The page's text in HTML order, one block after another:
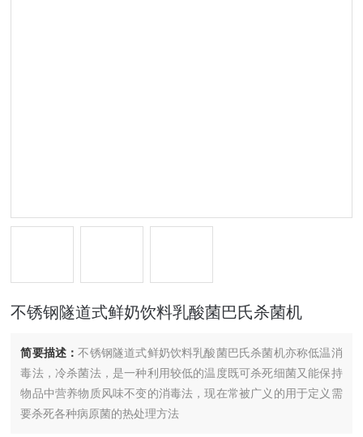
不锈钢隧道式鲜奶饮料乳酸菌巴氏杀菌机
简要描述：不锈钢隧道式鲜奶饮料乳酸菌巴氏杀菌机亦称低温消
毒法，冷杀菌法，是一种利用较低的温度既可杀死细菌又能保持
物品中营养物质风味不变的消毒法，现在常被广义的用于定义需
要杀死各种病原菌的热处理方法